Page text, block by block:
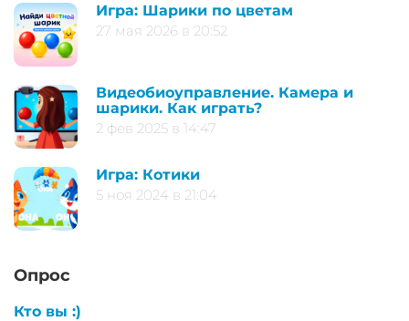
Игра: Шарики по цветам
27 мая 2026 в 20:52
Видеобиоуправление. Камера и
шарики. Как играть?
2 фев 2025 в 14:47
Игра: Котики
5 ноя 2024 в 21:04
Опрос
Кто вы :)